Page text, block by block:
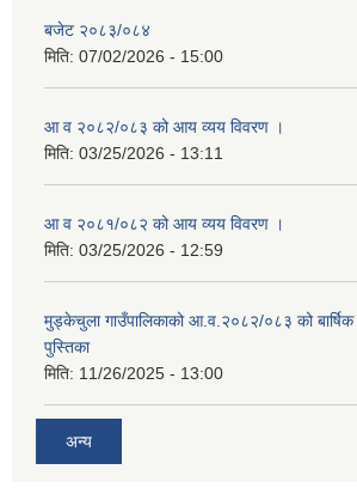
बजेट २०८३/०८४
मिति: 07/02/2026 - 15:00
आ व २०८२/०८३ को आय व्यय विवरण ।
मिति: 03/25/2026 - 13:11
आ व २०८१/०८२ को आय व्यय विवरण ।
मिति: 03/25/2026 - 12:59
मुड्केचुला गाउँपालिकाको आ.व.२०८२/०८३ को
पुस्तिका
मिति: 11/26/2025 - 13:00
अन्य